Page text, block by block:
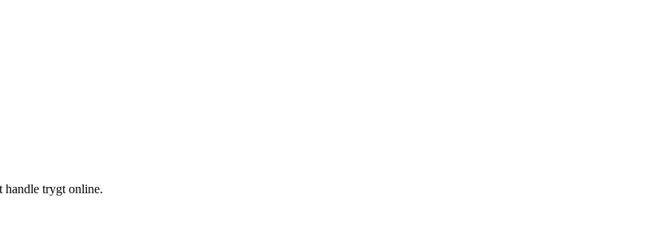
handle trygt online.